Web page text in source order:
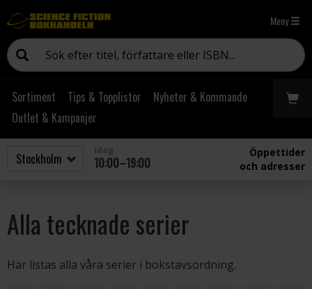
Meny
Sortiment Tips & Topplistor
Nyheter & Kommande
Outlet & Kampanjer
10:00–19:00
Öppettider
och adresser
Alla tecknade serier
Här listas alla våra serier i bokstavsordning.